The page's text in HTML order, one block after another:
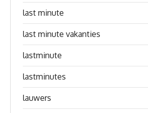
last minute
last minute vakanties
lastminute
lastminutes
lauwers